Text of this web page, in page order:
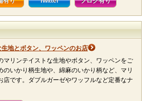
地とボタン、ワッペンのお店
マリンテイストな生地やボタン、ワッペンをご
のいかり柄生地や、綿麻のいかり柄など、マリ
店です。ダブルガーゼやワッフルなど定番なナ